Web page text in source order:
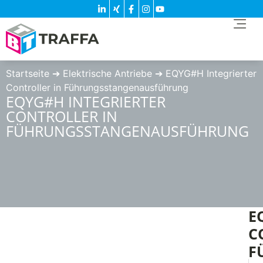
Startseite ➔ Elektrische Antriebe ➔ EQYG#H Integrierter
Controller in Führungsstangenausführung
EQYG#H INTEGRIERTER
CONTROLLER IN
FÜHRUNGSSTANGENAUSFÜHRUNG